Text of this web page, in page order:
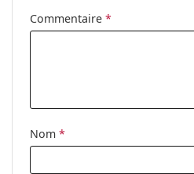
Commentaire *
Nom *